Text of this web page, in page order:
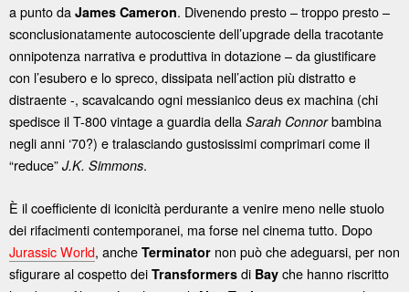
a punto da James Cameron. Divenendo presto – troppo presto –
sconclusionatamente autocosciente dell’upgrade della tracotante
onnipotenza narrativa e produttiva in dotazione – da giustificare
con l’esubero e lo spreco, dissipata nell’action più distratto e
distraente -, scavalcando ogni messianico deus ex machina (chi
spedisce il T-800 vintage a guardia della Sarah Connorbambina
negli anni ‘70?) e tralasciando gustosissimi comprimari come il
“reduce” J.K. Simmons.
È il coefficiente di iconicità perdurante a venire meno nelle stuolo
dei rifacimenti contemporanei, ma forse nel cinema tutto. Dopo
Jurassic World, anche Terminator non può che adeguarsi, per non
sfigurare al cospetto dei Transformers di Bay che hanno riscritto